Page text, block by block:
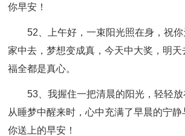
你早安！
52、上午好，一束阳光照在身，祝
家中去，梦想变成真，今天中大奖，明
福全都是真心。
53、我握住一把清晨的阳光，轻轻
从睡梦中醒来时，心中充满了早晨的宁
你送上的早安！